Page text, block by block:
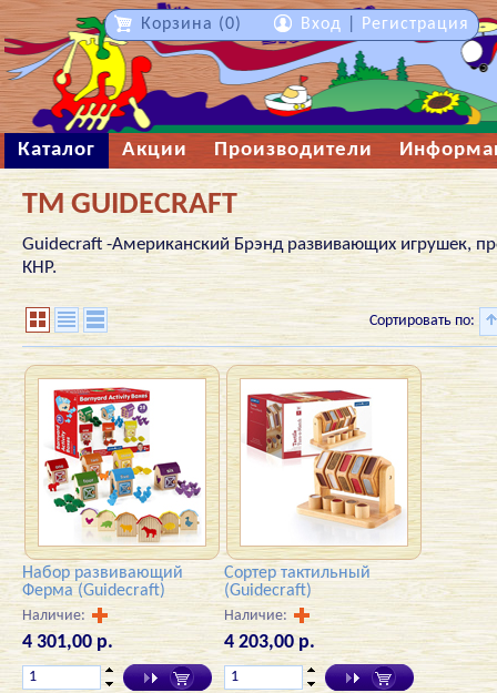
Каталог Акции Производители
ТМ GUIDECRAFT
Guidecraft -Американский Брэнд развивающих игрушек,
КНР.
Сортировать по:
Набор развивающий
Ферма (Guidecraft)
Наличие:
4 301,00 р.
Сортер тактильный
(Guidecraft)
Наличие:
4 203,00 р.
Корзина (0) Вход Регистрация